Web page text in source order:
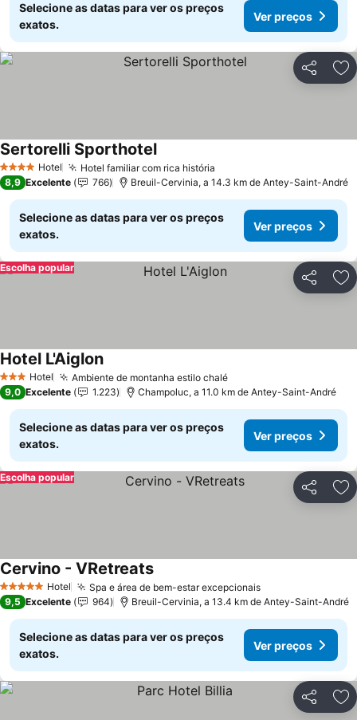
Selecione as datas para ver os preços
exatos.
Ver preços
Partilhar
4 EstrelasHotel Hotel familiar com rica história
Sertorelli SporthotelVer preços
8,9 Excelente 766 Breuil-Cervinia, a 14.3 km de Antey-Saint-André
Selecione as datas para ver os preços
exatos.
Ver preços
Partilhar
Escolha popular
3 EstrelasHotel Ambiente de montanha estilo chaléVer preços
Hotel L'AiglonVer preços
9,0 Excelente 1.223 Champoluc, a 11.0 km de Antey-Saint-André
Selecione as datas para ver os preços
exatos.
Ver preços
Partilhar
Escolha popular
5 Estrelas Hotel Spa e área de bem-estar excepcionaisVer preços
Cervino - VRetreatsVer preços
9,5 Excelente 964 Breuil-Cervinia, a 13.4 km de Antey-Saint-André
Selecione as datas para ver os preços
exatos.
Ver preços
Partilhar